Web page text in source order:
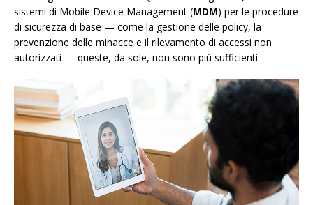
sistemi di Mobile Device Management (MDM) per le procedure
di sicurezza di base — come la gestione delle policy, la
prevenzione delle minacce e il rilevamento di accessi non
autorizzati — queste, da sole, non sono più sufficienti.